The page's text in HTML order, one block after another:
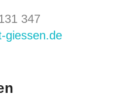
347
giessen.de